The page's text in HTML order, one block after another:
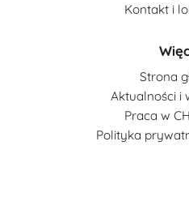
Kontakt i
Strona
Aktualności i
Praca w
Polityka